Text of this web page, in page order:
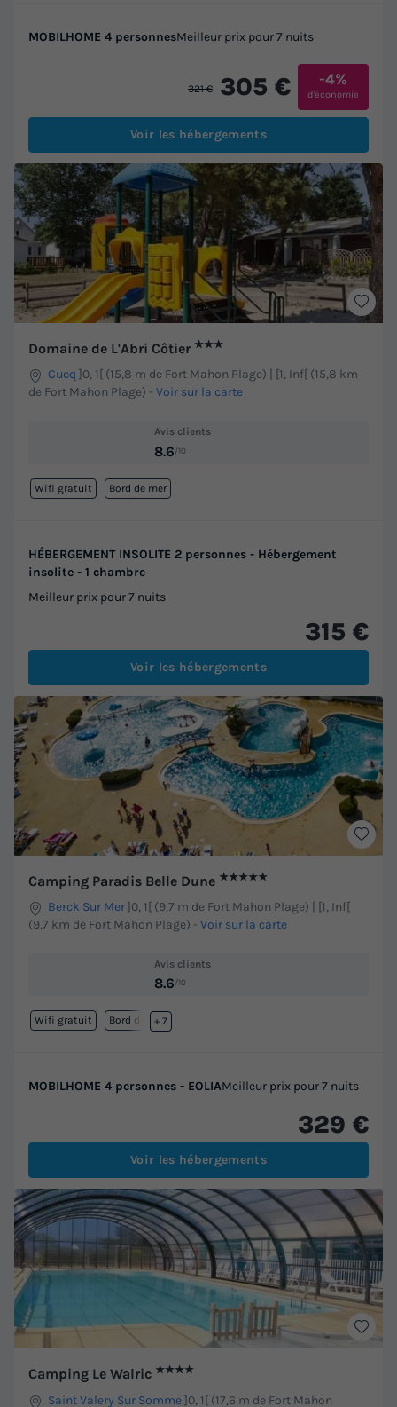
MOBILHOME 4 personnesMeilleur prix pour 7 nuits
321 € 305 € -4%
d'économie
Voir les hébergements
Domaine de L'Abri Côtier ★★★
Cucq ]0, 1[ (15,8 m de Fort Mahon Plage) | [1, Inf[ (15,8 km
de Fort Mahon Plage) - Voir sur la carte
Avis clients
8.6/10
Wifi gratuit Bord de mer
HÉBERGEMENT INSOLITE 2 personnes - Hébergement
insolite - 1 chambre
Meilleur prix pour 7 nuits
315 €
Voir les hébergements
Camping Paradis Belle Dune ★★★★★
Berck Sur Mer]0, 1[ (9,7 m de Fort Mahon Plage) | [1, Inf[
(9,7 km de Fort Mahon Plage) - Voir sur la carte
Avis clients
8.6/10
Wifi gratuit Bord de mer
+ 7
MOBILHOME 4 personnes - EOLIAMeilleur prix pour 7 nuits
329 €
Voir les hébergements
Camping Le Walric ★★★★
Saint Valery Sur Somme]0, 1[ (17,6 m de Fort Mahon